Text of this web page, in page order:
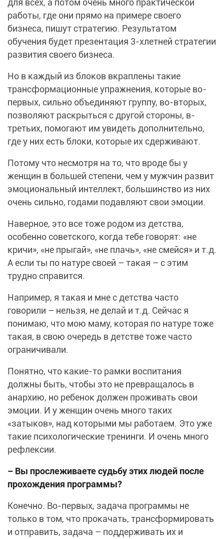
для всех, а потом очень много практической
работы, где они прямо на примере своего
бизнеса, пишут стратегию. Результатом
обучения будет презентация 3-хлетней стратегии
развития своего бизнеса.
Но в каждый из блоков вкраплены такие
трансформационные упражнения, которые во-
первых, сильно объединяют группу, во-вторых,
позволяют раскрыться с другой стороны, в-
третьих, помогают им увидеть дополнительно,
где у них есть блоки, которые их сдерживают.
Потому что несмотря на то, что вроде бы у
женщин в большей степени, чем у мужчин развит
эмоциональный интеллект, большинство из них
очень сильно, годами подавляют свои эмоции.
Наверное, это все тоже родом из детства,
особенно советского, когда тебе говорят: «не
кричи», «не прыгай», «не плачь», «не смейся» и т.д.
А если ты по натуре своей – такая – с этим
трудно справится.
Например, я такая и мне с детства часто
говорили – нельзя, не делай и т.д. Сейчас я
понимаю, что мою маму, которая по натуре тоже
такая, в свою очередь в детстве тоже часто
ограничивали.
Понятно, что какие-то рамки воспитания
должны быть, чтобы это не превращалось в
анархию, но ребенок должен проживать свои
эмоции. И у женщин очень много таких
«затыков», над которыми мы работаем. Это уже
такие психологические тренинги. И очень много
рефлексии.
– Вы прослеживаете судьбу этих людей после
прохождения программы?
Конечно. Во-первых, задача программы не
только в том, что прокачать, трансформировать
и отправить, задача – поддерживать их и